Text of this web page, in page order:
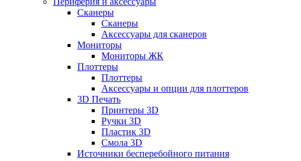
Сканеры
Сканеры
Аксессуары для сканеров
Мониторы
Мониторы ЖК
Плоттеры
Плоттеры
Аксессуары и опции для плоттеров
3D Печать
Принтеры 3D
Ручки 3D
Пластик 3D
Смола 3D
Источники бесперебойного питания